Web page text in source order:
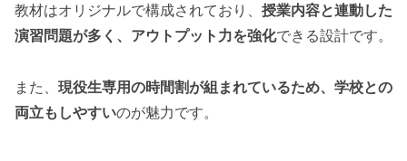
教材はオリジナルで構成されており、 授業内容と連動した
演習問題が多く、アウトプット力を強化できる設計です。
また、 現役生専用の時間割が組まれているため、学校との
両立もしやすいのが魅力です。